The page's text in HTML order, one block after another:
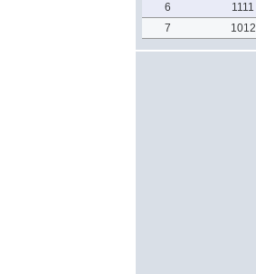
6
1111
7
1012